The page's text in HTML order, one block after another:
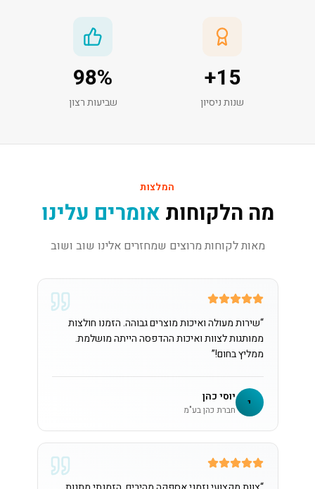
15
+
שנות ניסיון
98%
שביעות רצון
המלצות
מה הלקוחות אומרים עלינו
מאות לקוחות מרוצים שמחזרים אלינו שוב ושוב
“שירות מעולה ואיכות מוצרים גבוהה. הזמנו חולצות
ממותגות לצוות ואיכות ההדפסה הייתה מושלמת.
ממליץ בחום!”
י יוסי כהן
חברת כהן בע"מ